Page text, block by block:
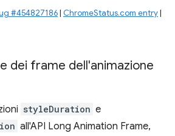
#454827186| ChromeStatus.com entry|
dei frame dell'animazione
styleDuration e
all'API Long Animation Frame,